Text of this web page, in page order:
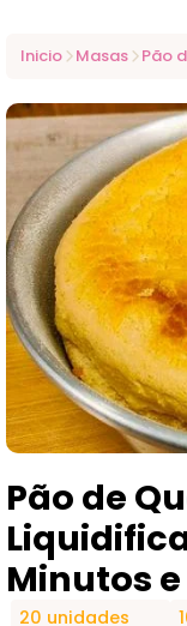
Inicio Masas
Pão de
Minutos
20 unidades